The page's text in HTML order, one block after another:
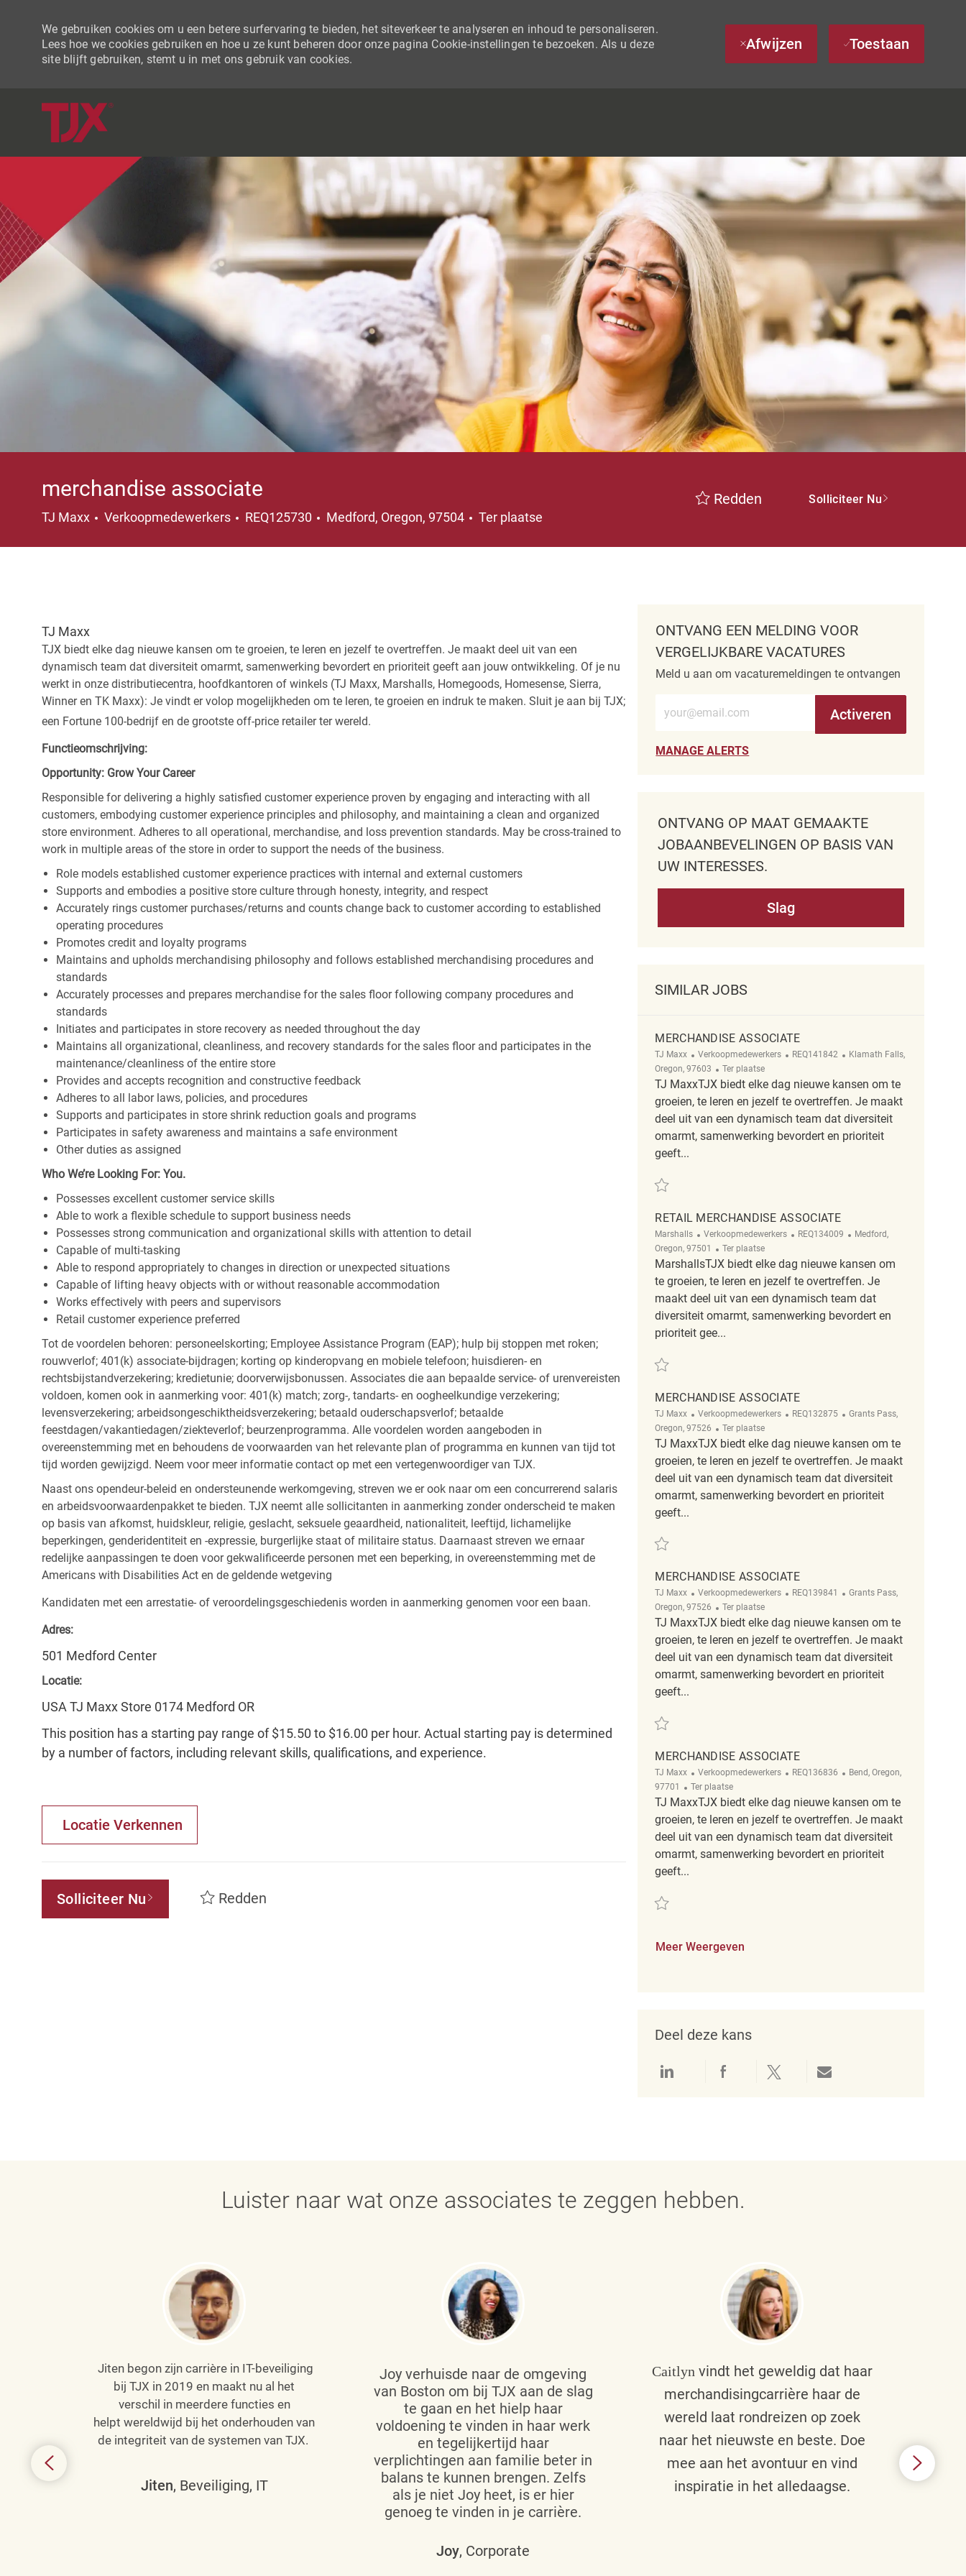
We gebruiken cookies om u een betere surfervaring te bieden, het siteverkeer te analyseren en inhoud te personaliseren.
Lees hoe we cookies gebruiken en hoe u ze kunt beheren door onze pagina Cookie-instellingen te bezoeken. Als u deze
site blijft gebruiken, stemt u in met ons gebruik van cookies.
Afwijzen Toestaan
merchandise associate
TJ Maxx Categorie
Verkoopmedewerkers REQ125730 Plaats
Medford, Oregon, 97504 Ter plaatse
Redden Solliciteer Nu
TJ Maxx
TJX biedt elke dag nieuwe kansen om te groeien, te leren en jezelf te overtreffen. Je maakt deel uit van een
dynamisch team dat diversiteit omarmt, samenwerking bevordert en prioriteit geeft aan jouw ontwikkeling. Of je nu
werkt in onze distributiecentra, hoofdkantoren of winkels (TJ Maxx, Marshalls, Homegoods, Homesense, Sierra,
Winner en TK Maxx): Je vindt er volop mogelijkheden om te leren, te groeien en indruk te maken. Sluit je aan bij TJX;
een Fortune 100-bedrijf en de grootste off-price retailer ter wereld.
Functieomschrijving:
Opportunity: Grow Your Career
Responsible for delivering a highly satisfied customer experience proven by engaging and interacting with all
customers, embodying customer experience principles and philosophy, and maintaining a clean and organized
store environment. Adheres to all operational, merchandise, and loss prevention standards. May be cross-trained to
work in multiple areas of the store in order to support the needs of the business.
Role models established customer experience practices with internal and external customers
Supports and embodies a positive store culture through honesty, integrity, and respect
Accurately rings customer purchases/returns and counts change back to customer according to established
operating procedures
Promotes credit and loyalty programs
Maintains and upholds merchandising philosophy and follows established merchandising procedures and
standards
Accurately processes and prepares merchandise for the sales floor following company procedures and
standards
Initiates and participates in store recovery as needed throughout the day
Maintains all organizational, cleanliness, and recovery standards for the sales floor and participates in the
maintenance/cleanliness of the entire store
Provides and accepts recognition and constructive feedback
Adheres to all labor laws, policies, and procedures
Supports and participates in store shrink reduction goals and programs
Participates in safety awareness and maintains a safe environment
Other duties as assigned
Who We’re Looking For: You.
Possesses excellent customer service skills
Able to work a flexible schedule to support business needs
Possesses strong communication and organizational skills with attention to detail
Capable of multi-tasking
Able to respond appropriately to changes in direction or unexpected situations
Capable of lifting heavy objects with or without reasonable accommodation
Works effectively with peers and supervisors
Retail customer experience preferred
Tot de voordelen behoren: personeelskorting; Employee Assistance Program (EAP); hulp bij stoppen met roken;
rouwverlof; 401(k) associate-bijdragen; korting op kinderopvang en mobiele telefoon; huisdieren- en
rechtsbijstandverzekering; kredietunie; doorverwijsbonussen. Associates die aan bepaalde service- of urenvereisten
voldoen, komen ook in aanmerking voor: 401(k) match; zorg-, tandarts- en oogheelkundige verzekering;
levensverzekering; arbeidsongeschiktheidsverzekering; betaald ouderschapsverlof; betaalde
feestdagen/vakantiedagen/ziekteverlof; beurzenprogramma. Alle voordelen worden aangeboden in
overeenstemming met en behoudens de voorwaarden van het relevante plan of programma en kunnen van tijd tot
tijd worden gewijzigd. Neem voor meer informatie contact op met een vertegenwoordiger van TJX.
Naast ons opendeur-beleid en ondersteunende werkomgeving, streven we er ook naar om een concurrerend salaris
en arbeidsvoorwaardenpakket te bieden. TJX neemt alle sollicitanten in aanmerking zonder onderscheid te maken
op basis van afkomst, huidskleur, religie, geslacht, seksuele geaardheid, nationaliteit, leeftijd, lichamelijke
beperkingen, genderidentiteit en -expressie, burgerlijke staat of militaire status. Daarnaast streven we ernaar
redelijke aanpassingen te doen voor gekwalificeerde personen met een beperking, in overeenstemming met de
Americans with Disabilities Act en de geldende wetgeving
Kandidaten met een arrestatie- of veroordelingsgeschiedenis worden in aanmerking genomen voor een baan.
Adres:
501 Medford Center
Locatie:
USA TJ Maxx Store 0174 Medford OR
This position has a starting pay range of $15.50 to $16.00 per hour. Actual starting pay is determined
by a number of factors, including relevant skills, qualifications, and experience.
Locatie Verkennen
Solliciteer Nu Redden
ONTVANG EEN MELDING VOOR
VERGELIJKBARE VACATURES
Meld u aan om vacaturemeldingen te ontvangen
Activeren
MANAGE ALERTS
ONTVANG OP MAAT GEMAAKTE
JOBAANBEVELINGEN OP BASIS VAN
UW INTERESSES.
Slag
SIMILAR JOBS
MERCHANDISE ASSOCIATE
TJ Maxx Categorie
Verkoopmedewerkers ReqId
REQ141842 Plaats
Klamath Falls,
Oregon, 97603
Afgelegen
Ter plaatse
TJ MaxxTJX biedt elke dag nieuwe kansen om te
groeien, te leren en jezelf te overtreffen. Je maakt
deel uit van een dynamisch team dat diversiteit
omarmt, samenwerking bevordert en prioriteit
geeft...
Redden Merchandise Associate REQ141842
RETAIL MERCHANDISE ASSOCIATE
Marshalls Categorie
Verkoopmedewerkers ReqId
REQ134009 Plaats
Medford,
Oregon, 97501
Afgelegen
Ter plaatse
MarshallsTJX biedt elke dag nieuwe kansen om
te groeien, te leren en jezelf te overtreffen. Je
maakt deel uit van een dynamisch team dat
diversiteit omarmt, samenwerking bevordert en
prioriteit gee...
MERCHANDISE ASSOCIATE
TJ Maxx Categorie
Verkoopmedewerkers ReqId
REQ132875 Plaats
Grants Pass,
Oregon, 97526
Afgelegen
Ter plaatse
TJ MaxxTJX biedt elke dag nieuwe kansen om te
groeien, te leren en jezelf te overtreffen. Je maakt
deel uit van een dynamisch team dat diversiteit
omarmt, samenwerking bevordert en prioriteit
geeft...
Redden Merchandise Associate REQ132875
MERCHANDISE ASSOCIATE
TJ Maxx Categorie
Verkoopmedewerkers ReqId
REQ139841 Plaats
Grants Pass,
Oregon, 97526
Afgelegen
Ter plaatse
TJ MaxxTJX biedt elke dag nieuwe kansen om te
groeien, te leren en jezelf te overtreffen. Je maakt
deel uit van een dynamisch team dat diversiteit
omarmt, samenwerking bevordert en prioriteit
geeft...
Redden Merchandise Associate REQ139841
MERCHANDISE ASSOCIATE
TJ Maxx Categorie
Verkoopmedewerkers ReqId
REQ136836 Plaats
Bend, Oregon,
97701
Afgelegen
Ter plaatse
TJ MaxxTJX biedt elke dag nieuwe kansen om te
groeien, te leren en jezelf te overtreffen. Je maakt
deel uit van een dynamisch team dat diversiteit
omarmt, samenwerking bevordert en prioriteit
geeft...
Redden Merchandise Associate REQ136836
Meer Weergeven
Deel deze kans
Delen via LinkedInDelen via Facebook
Delen via twitterDelen via e-mail
Luister naar wat onze associates te zeggen hebben.
Jiten begon zijn carrière in IT-beveiliging
bij TJX in 2019 en maakt nu al het
verschil in meerdere functies en
helpt wereldwijd bij het onderhouden van
de integriteit van de systemen van TJX.
Jiten, Beveiliging, IT
Joy verhuisde naar de omgeving
van Boston om bij TJX aan de slag
te gaan en het hielp haar
voldoening te vinden in haar werk
en tegelijkertijd haar
verplichtingen aan familie beter in
balans te kunnen brengen. Zelfs
als je niet Joy heet, is er hier
genoeg te vinden in je carrière.
Joy, Corporate
Caitlyn vindt het geweldig dat haar
merchandisingcarrière haar de
wereld laat rondreizen op zoek
naar het nieuwste en beste. Doe
mee aan het avontuur en vind
inspiratie in het alledaagse.